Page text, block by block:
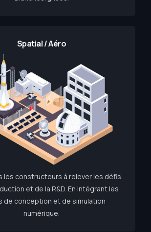
Spatial / Aéro
les constructeurs à relever les défis
et de la R&D. En intégrant les
de conception et de simulation
numérique.